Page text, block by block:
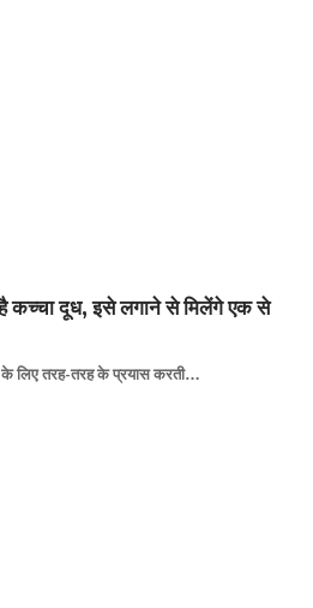
कच्चा दूध, इसे लगाने से मिलेंगे एक से
के लिए तरह-तरह के प्रयास करती…